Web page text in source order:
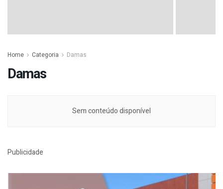
Home Categoria Damas
Damas
Sem conteúdo disponível
Publicidade